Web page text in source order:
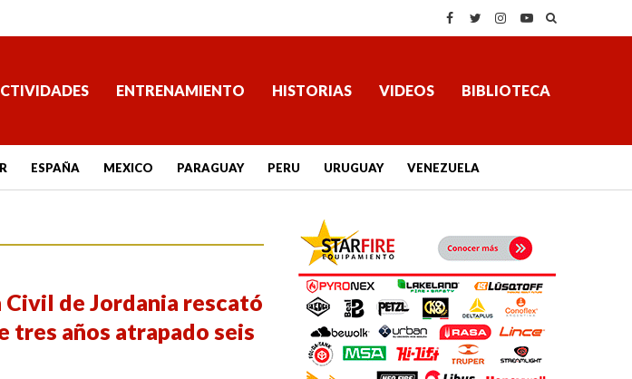
ENTRENAMIENTO HISTORIAS VIDEOS BIBLIOTECA
ESPAÑA MEXICO PARAGUAY PERU URUGUAY VENEZUELA
Civil de Jordania rescató
tres años atrapado seis